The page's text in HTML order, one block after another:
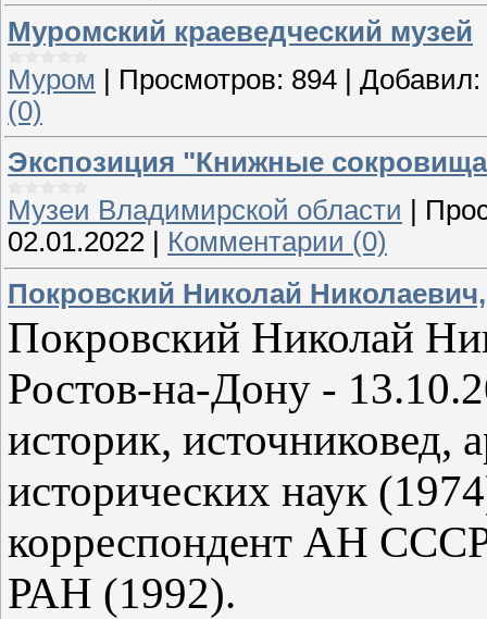
Муромский краеведческий музей
Муром | Просмотров: 894 | Добавил:
(0)
Экспозиция "Книжные
Музеи Владимирской области
02.01.2022
Комментарии (0)
Покровский Николай
Покровский Николай
Ростов-на-Дону -
историк, источниковед,
исторических наук
корреспондент АН
РАН (1992).